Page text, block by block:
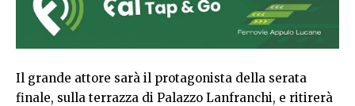
Il grande attore sarà il protagonista della serata
finale, sulla terrazza di Palazzo Lanfranchi, e ritirerà